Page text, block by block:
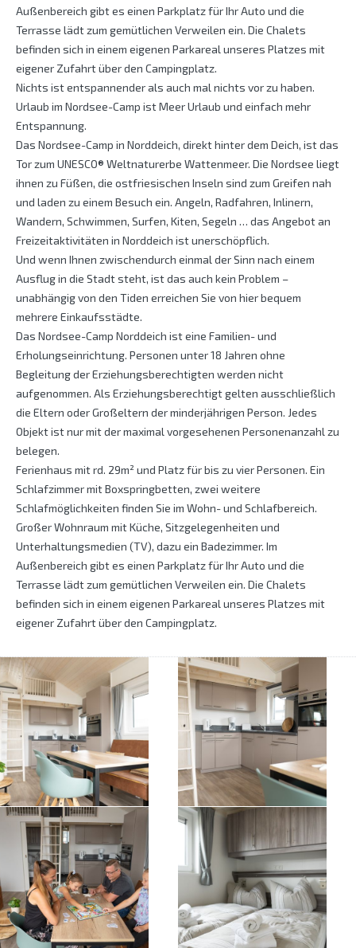
Außenbereich gibt es einen Parkplatz für Ihr Auto und die
Terrasse lädt zum gemütlichen Verweilen ein. Die Chalets
befinden sich in einem eigenen Parkareal unseres Platzes mit
eigener Zufahrt über den Campingplatz.
Nichts ist entspannender als auch mal nichts vor zu haben.
Urlaub im Nordsee-Camp ist Meer Urlaub und einfach mehr
Entspannung.
Das Nordsee-Camp in Norddeich, direkt hinter dem Deich, ist das
Tor zum UNESCO® Weltnaturerbe Wattenmeer. Die Nordsee liegt
ihnen zu Füßen, die ostfriesischen Inseln sind zum Greifen nah
und laden zu einem Besuch ein. Angeln, Radfahren, Inlinern,
Wandern, Schwimmen, Surfen, Kiten, Segeln … das Angebot an
Freizeitaktivitäten in Norddeich ist unerschöpflich.
Und wenn Ihnen zwischendurch einmal der Sinn nach einem
Ausflug in die Stadt steht, ist das auch kein Problem –
unabhängig von den Tiden erreichen Sie von hier bequem
mehrere Einkaufsstädte.
Das Nordsee-Camp Norddeich ist eine Familien- und
Erholungseinrichtung. Personen unter 18 Jahren ohne
Begleitung der Erziehungsberechtigten werden nicht
aufgenommen. Als Erziehungsberechtigt gelten ausschließlich
die Eltern oder Großeltern der minderjährigen Person. Jedes
Objekt ist nur mit der maximal vorgesehenen Personenanzahl zu
belegen.
Ferienhaus mit rd. 29m² und Platz für bis zu vier Personen. Ein
Schlafzimmer mit Boxspringbetten, zwei weitere
Schlafmöglichkeiten finden Sie im Wohn- und Schlafbereich.
Großer Wohnraum mit Küche, Sitzgelegenheiten und
Unterhaltungsmedien (TV), dazu ein Badezimmer. Im
Außenbereich gibt es einen Parkplatz für Ihr Auto und die
Terrasse lädt zum gemütlichen Verweilen ein. Die Chalets
befinden sich in einem eigenen Parkareal unseres Platzes mit
eigener Zufahrt über den Campingplatz.